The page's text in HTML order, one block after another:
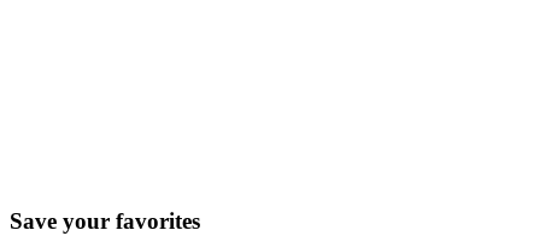
Save your favorites